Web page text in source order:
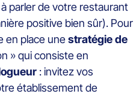
parler de votre restaurant
positive bien sûr). Pour
en place unestratégie de
» qui consiste en
: invitez vos
établissement de